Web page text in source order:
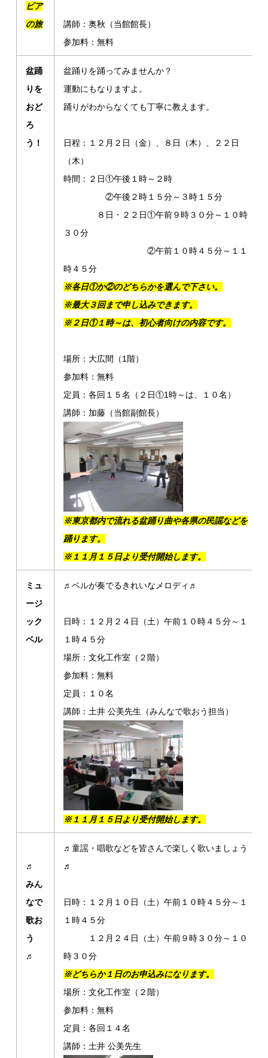
ビア
の旅
講師：奥秋（当館館長）
参加料：無料
盆踊
りを
おど
ろ
う！
盆踊りを踊ってみませんか？
運動にもなりますよ。
踊りがわからなくても丁寧に教えます。
日程：１２月２日（金）、８日（木）、２２日
（木）
時間：２日①午後１時～２時
②午後２時１５分～３時１５分
８日・２２日①午前９時３０分～１０時
３０分
②午前１０時４５分～１１
時４５分
※各日①か②のどちらかを選んで下さい。
※最大３回まで申し込みできます。
※２日①１時～は、初心者向けの内容です。
場所：大広間（1階）
参加料：無料
定員：各回１５名（２日①1時～は、１０名）
講師：加藤（当館副館長）
※東京都内で流れる盆踊り曲や各県の民謡などを
踊ります。
※１１月１５日より受付開始します。
ミュ
ージ
ック
ベル
♬ベルが奏でるきれいなメロディ♬
日時：１２月２４日（土）午前１０時４５分～１
１時４５分
場所：文化工作室（２階）
参加料：無料
定員：１０名
講師：土井 公美先生（みんなで歌おう担当）
※１１月１５日より受付開始します。
♬
みん
なで
歌お
う
♬
♬童謡・唱歌などを皆さんで楽しく歌いましょう
♬
日時：１２月１０日（土）午前１０時４５分～１
１時４５分
１２月２４日（土）午前９時３０分～１０
時３０分
※どちらか１日のお申込みになります。
場所：文化工作室（２階）
参加料：無料
定員：各回１４名
講師：土井 公美先生